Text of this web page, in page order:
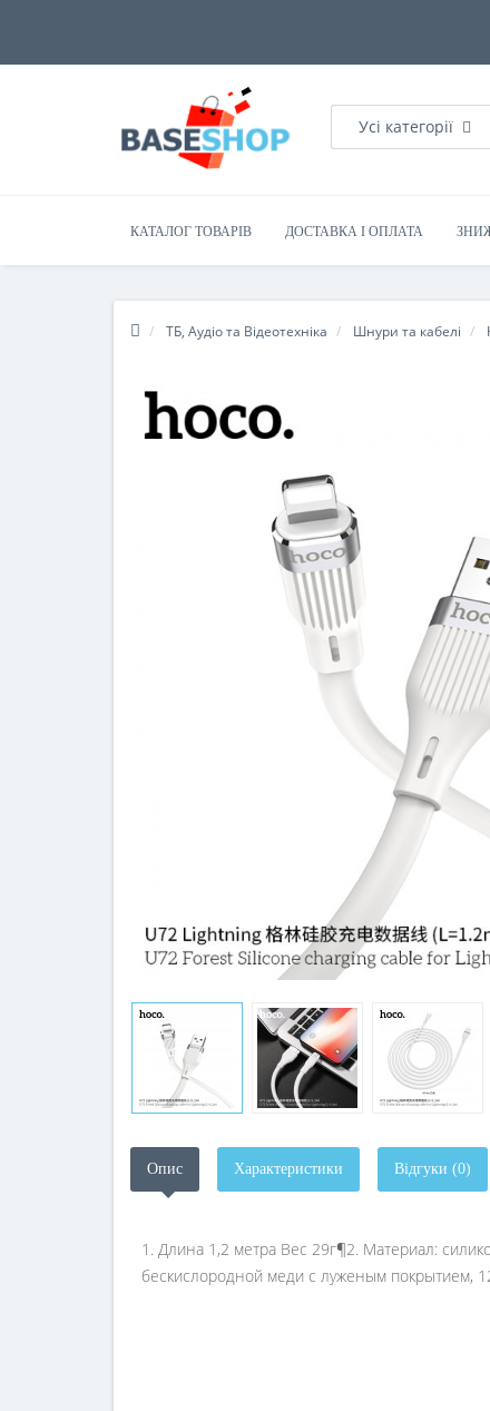
Усі категорії
КАТАЛОГ ТОВАРІВ ДОСТАВКА І ОПЛАТА
ТБ, Аудіо та Відеотехніка Шнури та кабелі
Опис Характеристики Відгуки (0)
1. Длина 1,2 метра Вес 29г¶2. Материал:
бескислородной меди с луженым покрытием,